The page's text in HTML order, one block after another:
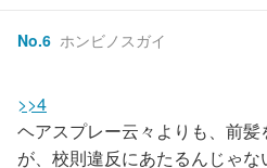
No.6 ホンビノスガイ
>>4
ヘアスプレー云々よりも、前
が、校則違反にあたるんじゃな